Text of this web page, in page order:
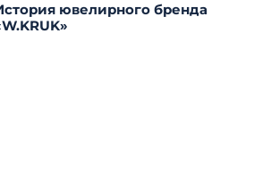
ювелирного бренда